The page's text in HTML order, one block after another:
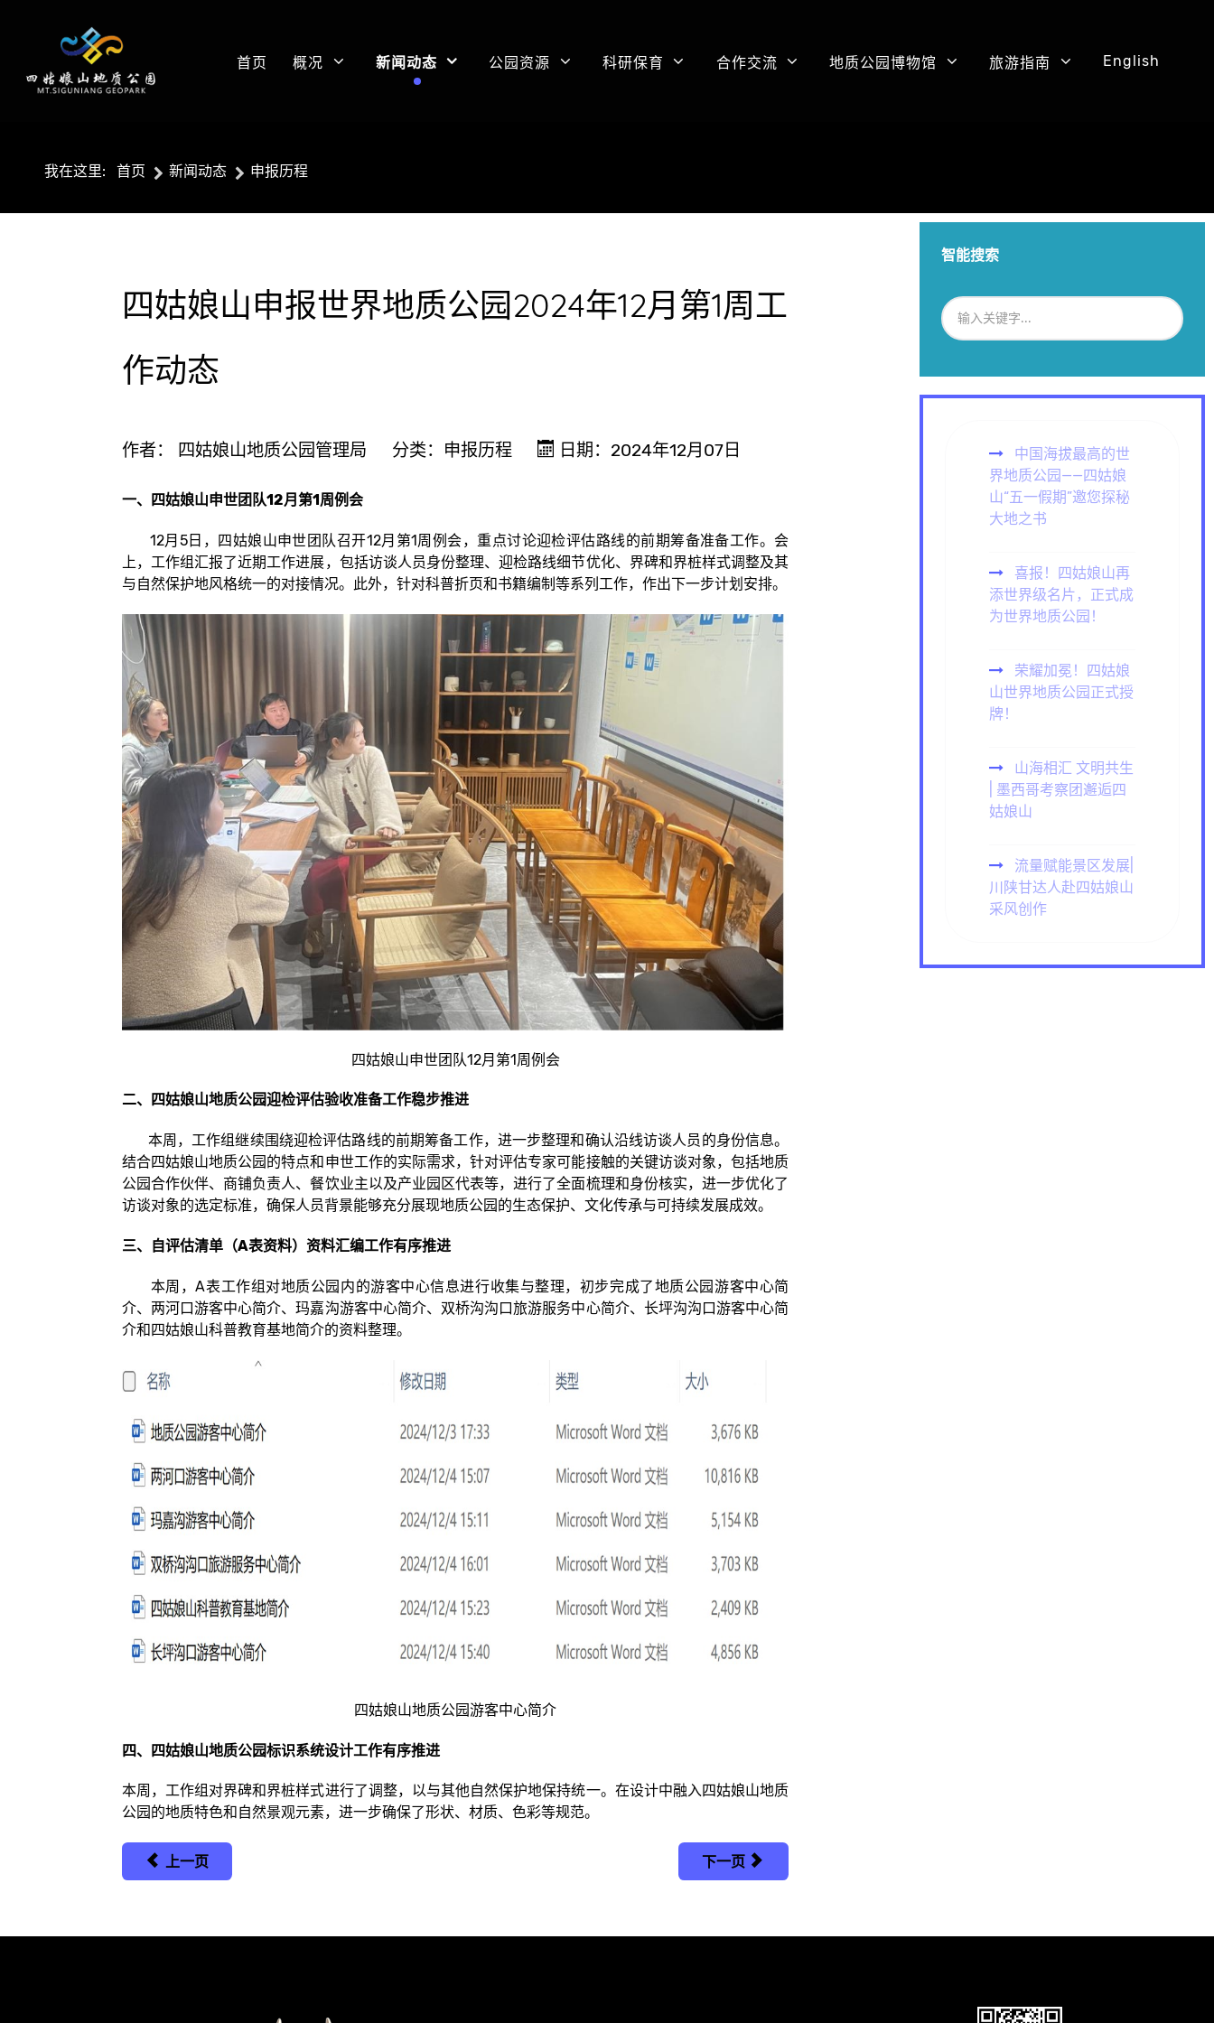
首页 概况 新闻动态 公园资源 科研保育 合作交流 地质公园博物馆 旅游指南 English
我在这里: 首页 新闻动态 申报历程
四姑娘山申报世界地质公园2024年12月第1周工
作动态
作者： 四姑娘山地质公园管理局 分类： 申报历程 日期：2024年12月07日
一、四姑娘山申世团队12月第1周例会
12月5日，四姑娘山申世团队召开12月第1周例会，重点讨论迎检评估路线的前期筹备准备工作。会
上，工作组汇报了近期工作进展，包括访谈人员身份整理、迎检路线细节优化、界碑和界桩样式调整及其
与自然保护地风格统一的对接情况。此外，针对科普折页和书籍编制等系列工作，作出下一步计划安排。
四姑娘山申世团队12月第1周例会
二、四姑娘山地质公园迎检评估验收准备工作稳步推进
本周，工作组继续围绕迎检评估路线的前期筹备工作，进一步整理和确认沿线访谈人员的身份信息。
结合四姑娘山地质公园的特点和申世工作的实际需求，针对评估专家可能接触的关键访谈对象，包括地质
公园合作伙伴、商铺负责人、餐饮业主以及产业园区代表等，进行了全面梳理和身份核实，进一步优化了
访谈对象的选定标准，确保人员背景能够充分展现地质公园的生态保护、文化传承与可持续发展成效。
三、自评估清单（A表资料）资料汇编工作有序推进
本周，A表工作组对地质公园内的游客中心信息进行收集与整理，初步完成了地质公园游客中心简
介、两河口游客中心简介、玛嘉沟游客中心简介、双桥沟沟口旅游服务中心简介、长坪沟沟口游客中心简
介和四姑娘山科普教育基地简介的资料整理。
四姑娘山地质公园游客中心简介
四、四姑娘山地质公园标识系统设计工作有序推进
本周，工作组对界碑和界桩样式进行了调整，以与其他自然保护地保持统一。在设计中融入四姑娘山地质
公园的地质特色和自然景观元素，进一步确保了形状、材质、色彩等规范。
上一页 下一页
智能搜索
中国海拔最高的世
界地质公园——四姑娘
山“五一假期”邀您探秘
大地之书
喜报！四姑娘山再
添世界级名片，正式成
为世界地质公园！
荣耀加冕！四姑娘
山世界地质公园正式授
牌！
山海相汇 文明共生
| 墨西哥考察团邂逅四
姑娘山
流量赋能景区发展|
川陕甘达人赴四姑娘山
采风创作